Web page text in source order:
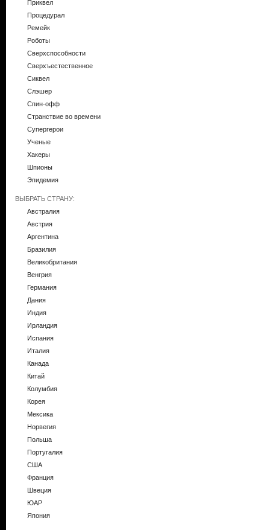
Приквел
Процедурал
Ремейк
Роботы
Сверхспособности
Сверхъестественное
Сиквел
Слэшер
Спин-офф
Странствие во времени
Супергерои
Ученые
Хакеры
Шпионы
Эпидемия
ВЫБРАТЬ СТРАНУ:
Австралия
Австрия
Аргентина
Бразилия
Великобритания
Венгрия
Германия
Дания
Индия
Ирландия
Испания
Италия
Канада
Китай
Колумбия
Корея
Мексика
Норвегия
Польша
Португалия
США
Франция
Швеция
ЮАР
Япония